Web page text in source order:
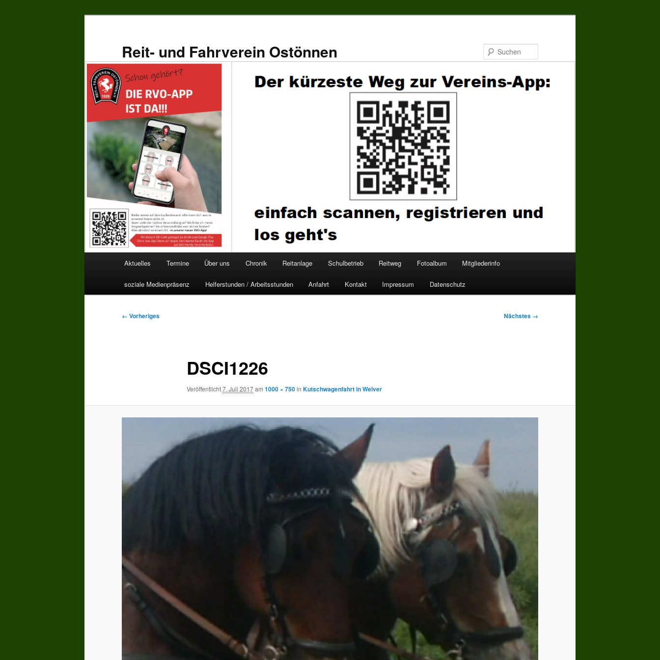
Reit- und Fahrverein Ostönnen
Aktuelles Termine Über uns Chronik Reitanlage Schulbetrieb Reitweg Fotoalbum Mitgliederinfo
soziale Medienpräsenz Helferstunden / Arbeitsstunden Anfahrt Kontakt Impressum Datenschutz
Bilder-
← Vorheriges Nächstes →
DSCI1226
Veröffentlicht7. Juli 2017am 1000 × 750in Kutschwagenfahrt in Welver